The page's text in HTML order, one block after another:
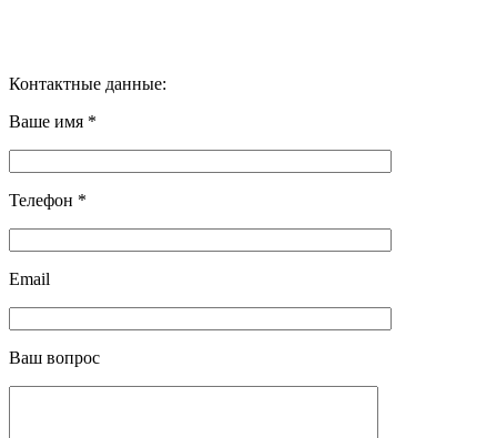
Контактные данные:
Ваше имя *
Телефон *
Email
Ваш вопрос